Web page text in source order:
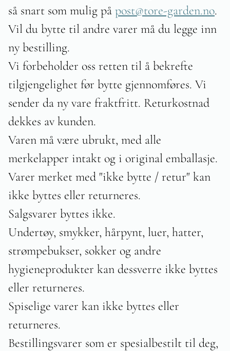
så snart som mulig på post@tore-garden.no.
Vil du bytte til andre varer må du legge inn
ny bestilling.
Vi forbeholder oss retten til å bekrefte
tilgjengelighet før bytte gjennomføres. Vi
sender da ny vare fraktfritt. Returkostnad
dekkes av kunden.
Varen må være ubrukt, med alle
merkelapper intakt og i original emballasje.
Varer merket med "ikke bytte / retur" kan
ikke byttes eller returneres.
Salgsvarer byttes ikke.
Undertøy, smykker, hårpynt, luer, hatter,
strømpebukser, sokker og andre
hygieneprodukter kan dessverre ikke byttes
eller returneres.
Spiselige varer kan ikke byttes eller
returneres.
Bestillingsvarer som er spesialbestilt til deg,